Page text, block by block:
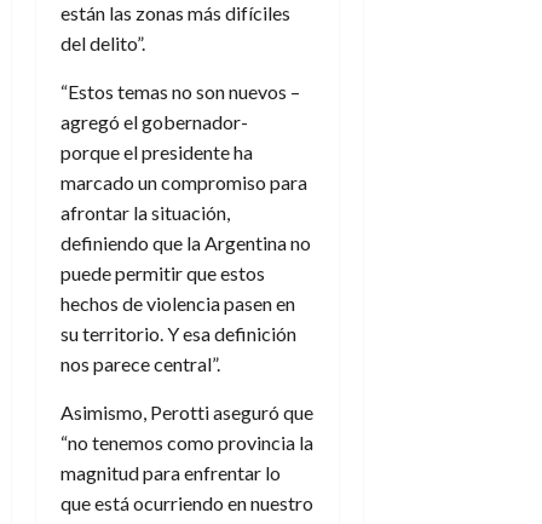
están las zonas más difíciles
del delito”.
“Estos temas no son nuevos –
agregó el gobernador-
porque el presidente ha
marcado un compromiso para
afrontar la situación,
definiendo que la Argentina no
puede permitir que estos
hechos de violencia pasen en
su territorio. Y esa definición
nos parece central”.
Asimismo, Perotti aseguró que
“no tenemos como provincia la
magnitud para enfrentar lo
que está ocurriendo en nuestro